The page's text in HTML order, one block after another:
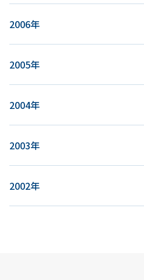
2006年
2005年
2004年
2003年
2002年